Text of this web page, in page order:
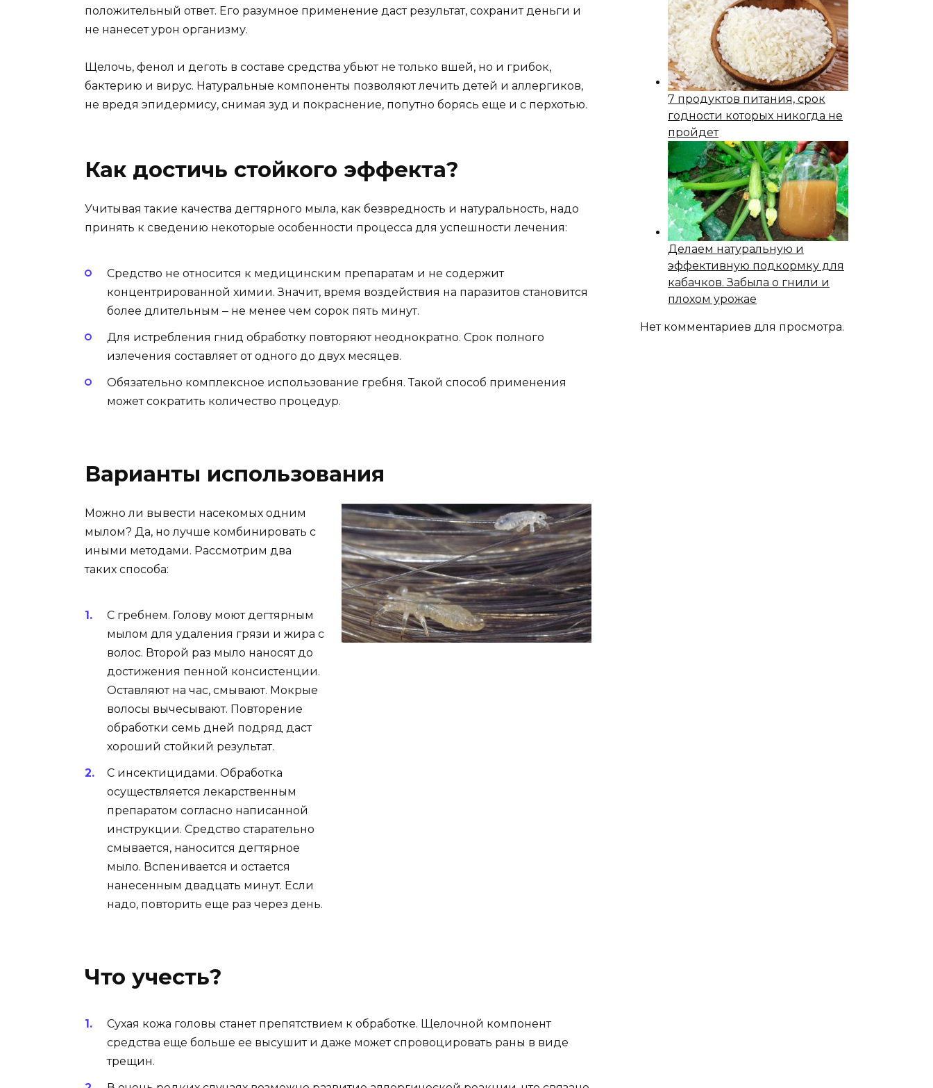
положительный ответ. Его разумное применение даст результат, сохранит деньги и
не нанесет урон организму.
Щелочь, фенол и деготь в составе средства убьют не только вшей, но и грибок,
бактерию и вирус. Натуральные компоненты позволяют лечить детей и аллергиков,
не вредя эпидермису, снимая зуд и покраснение, попутно борясь еще и с перхотью.
Как достичь стойкого эффекта?
Учитывая такие качества дегтярного мыла, как безвредность и натуральность, надо
принять к сведению некоторые особенности процесса для успешности лечения:
Средство не относится к медицинским препаратам и не содержит
концентрированной химии. Значит, время воздействия на паразитов становится
более длительным ‒ не менее чем сорок пять минут.
Для истребления гнид обработку повторяют неоднократно. Срок полного
излечения составляет от одного до двух месяцев.
Обязательно комплексное использование гребня. Такой способ применения
может сократить количество процедур.
Варианты использования
Можно ли вывести насекомых одним
мылом? Да, но лучше комбинировать с
иными методами. Рассмотрим два
таких способа:
С гребнем. Голову моют дегтярным
мылом для удаления грязи и жира с
волос. Второй раз мыло наносят до
достижения пенной консистенции.
Оставляют на час, смывают. Мокрые
волосы вычесывают. Повторение
обработки семь дней подряд даст
хороший стойкий результат.
С инсектицидами. Обработка
осуществляется лекарственным
препаратом согласно написанной
инструкции. Средство старательно
смывается, наносится дегтярное
мыло. Вспенивается и остается
нанесенным двадцать минут. Если
надо, повторить еще раз через день.
Что учесть?
Сухая кожа головы станет препятствием к обработке. Щелочной компонент
средства еще больше ее высушит и даже может спровоцировать раны в виде
трещин.
7 продуктов питания, срок
годности которых никогда не
пройдет
Делаем натуральную и
эффективную подкормку для
кабачков. Забыла о гнили и
плохом урожае
Нет комментариев для просмотра.